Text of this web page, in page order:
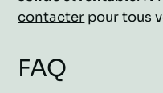
contacter pour tous
FAQ